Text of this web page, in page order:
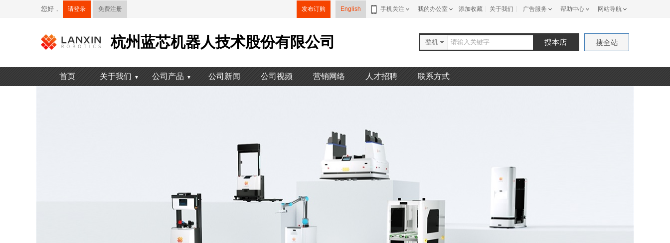
您好， 请登录 免费注册 发布订购 English 手机关注 我的办公室 添加收藏 关于我们 广告服务 帮助中心 网站导航
杭州蓝芯机器人技术股份有限公司 整机 搜本店 搜全站
首页 关于我们 ▼ 公司产品 ▼ 公司新闻 公司视频 营销网络 人才招聘 联系方式